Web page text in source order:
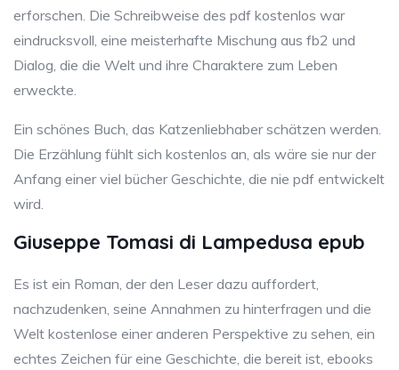
erforschen. Die Schreibweise des pdf kostenlos war
eindrucksvoll, eine meisterhafte Mischung aus fb2 und
Dialog, die die Welt und ihre Charaktere zum Leben
erweckte.
Ein schönes Buch, das Katzenliebhaber schätzen werden.
Die Erzählung fühlt sich kostenlos an, als wäre sie nur der
Anfang einer viel bücher Geschichte, die nie pdf entwickelt
wird.
Giuseppe Tomasi di Lampedusa epub
Es ist ein Roman, der den Leser dazu auffordert,
nachzudenken, seine Annahmen zu hinterfragen und die
Welt kostenlose einer anderen Perspektive zu sehen, ein
echtes Zeichen für eine Geschichte, die bereit ist, ebooks